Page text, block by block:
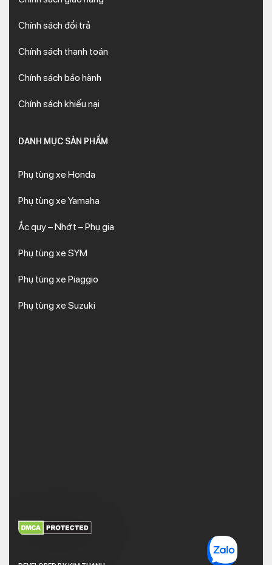
Chính sách đổi trả
Chính sách thanh toán
Chính sách bảo hành
Chính sách khiếu nại
DANH MỤC SẢN PHẨM
Phụ tùng xe Honda
Phụ tùng xe Yamaha
Ắc quy – Nhớt – Phụ gia
Phụ tùng xe SYM
Phụ tùng xe Piaggio
Phụ tùng xe Suzuki
XEM THÊM